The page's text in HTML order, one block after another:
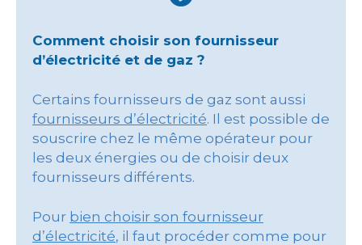
Comment choisir son fournisseur
d’électricité et de gaz ?
Certains fournisseurs de gaz sont aussi
fournisseurs d’électricité. Il est possible de
souscrire chez le même opérateur pour
les deux énergies ou de choisir deux
fournisseurs différents.
Pour bien choisir son fournisseur
d’électricité, il faut procéder comme pour